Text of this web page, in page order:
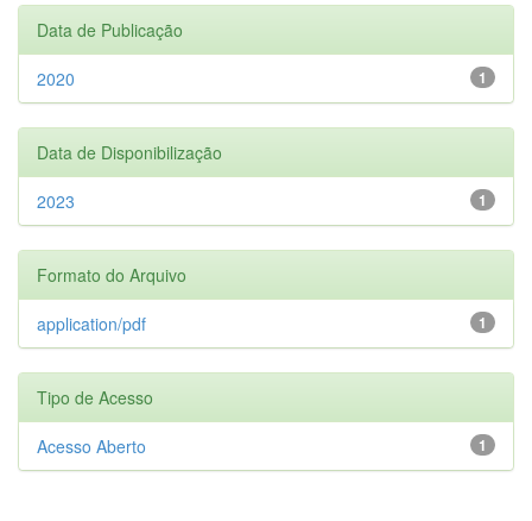
Data de Publicação
1
2020
Data de Disponibilização
1
2023
Formato do Arquivo
1
application/pdf
Tipo de Acesso
1
Acesso Aberto